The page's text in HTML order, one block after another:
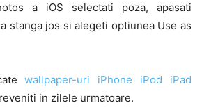
a iOS selectati poza, apasati
stanga jos si alegeti optiunea Use as
wallpaper-uri iPhone iPod iPad
in zilele urmatoare.